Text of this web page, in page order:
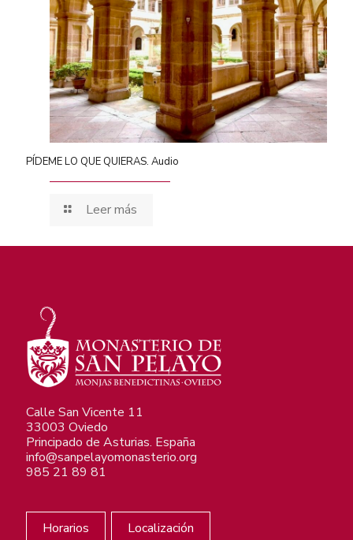
PÍDEME LO QUE QUIERAS. Audio
Leer más
Calle San Vicente 11
33003 Oviedo
Principado de Asturias. España
info@sanpelayomonasterio.org
985 21 89 81
Horarios Localización